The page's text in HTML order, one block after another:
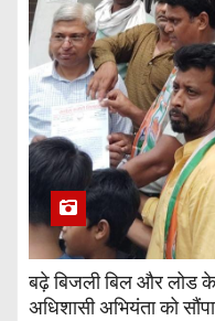
बढ़े बिजली बिल और लोड के
अधिशासी अभियंता को सौंपा